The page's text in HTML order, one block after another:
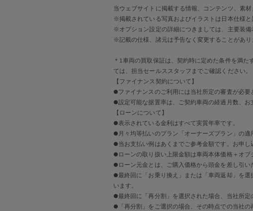
当ウェブサイトに掲載する情報、コンテンツ、素
※掲載されている写真およびイラストは日本仕様
※オプション設定の詳細につきましては、主要装備
※記載の仕様、諸元は予告なく変更することがあり
＊1車両の買取保証は、契約時に定めた条件を満
ては、担当セールススタッフまでご確認ください。
【ファイナンス契約について】
●ファイナンスのご利用には当社所定の審査が必要
●設定可能な据置率は、ご契約車両の経過月数、お
【ローンについて】
●表示されている金利はすべて実質年率です。
●月々均等払いのプラン「オーナーズプラン」の適
●当お支払い例はあくまでご参考金額です。お申し
●ローンの取り扱い上限金額は車両本体価格＋オプ
●ローン元金とは、ご購入価格から頭金を差し引い
●最終回に「お乗り換え」または「車両返却」を
います。
●最終回に「再分割」を選択された場合、当社所定
●「再分割」をご選択の場合、その時点での当社の